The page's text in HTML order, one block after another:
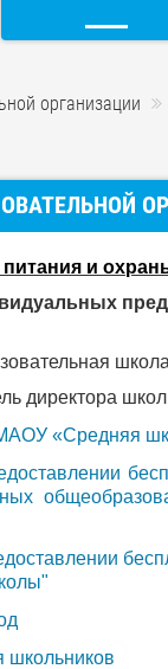
организации
питания и
директора
«Средняя
школьников